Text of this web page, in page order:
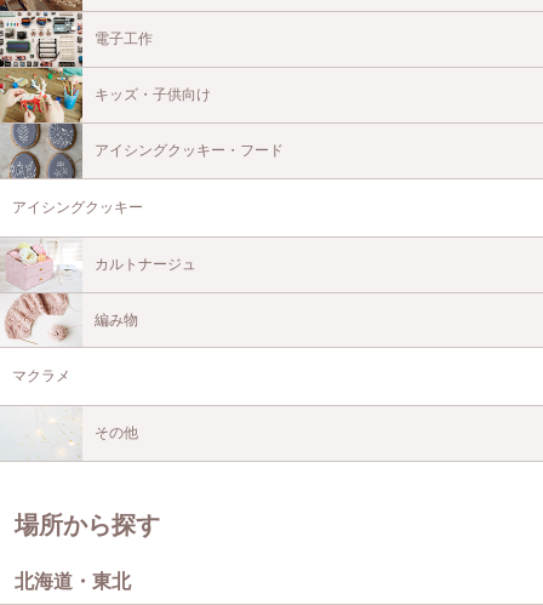
電子工作
キッズ・子供向け
アイシングクッキー・フード
アイシングクッキー
カルトナージュ
編み物
マクラメ
その他
場所から探す
北海道・東北